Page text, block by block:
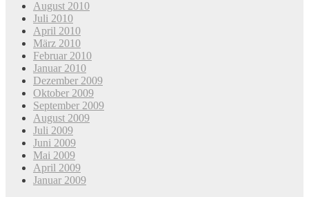
August 2010
Juli 2010
April 2010
März 2010
Februar 2010
Januar 2010
Dezember 2009
Oktober 2009
September 2009
August 2009
Juli 2009
Juni 2009
Mai 2009
April 2009
Januar 2009